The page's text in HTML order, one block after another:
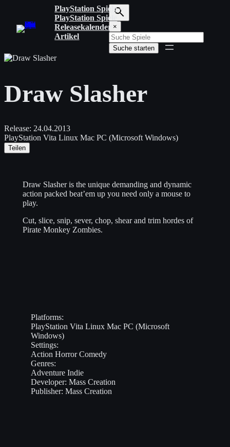
springen
PlayStation Spiele
PlayStation Spiele
Releasekalender
Artikel
S
u
c
h
r
i
i
e
n
×
Suche starten
Draw Slasher
Release: 24.04.2013
PlayStation Vita Linux Mac PC (Microsoft Windows)
Teilen
Draw Slasher is the unique demanding and dynamic
action packed beat’em up you need only a mouse to
play.
Cut, slice, snip, sever, chop, shear and trim hordes of
Pirate Monkey Zombies.
Platforms:
PlayStation Vita Linux Mac PC (Microsoft
Windows)
Settings:
Action HorrorComedy
Genres:
Adventure Indie
Developer: Mass Creation
Publisher: Mass Creation